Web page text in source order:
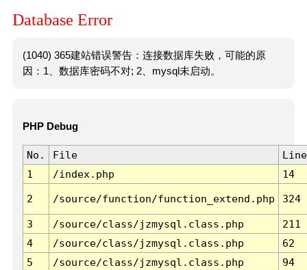
Database Error
(1040) 365建站错误警告：连接数据库失败，可能的原
因：1、数据库密码不对; 2、mysql未启动。
PHP Debug
No. File
Line
1
/index.php 14
2 /source/function/function_extend.php 324
3 /source/class/jzmysql.class.php
211
4
/source/class/jzmysql.class.php
62
5
/source/class/jzmysql.class.php
94